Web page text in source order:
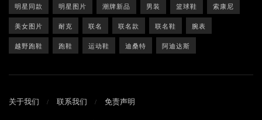
明星同款 明星图片 潮牌新品 男装 篮球鞋 索康尼
美女图片 耐克 联名 联名款 联名鞋 腕表
越野跑鞋 跑鞋 运动鞋 迪桑特 阿迪达斯
关于我们 联系我们 免责声明